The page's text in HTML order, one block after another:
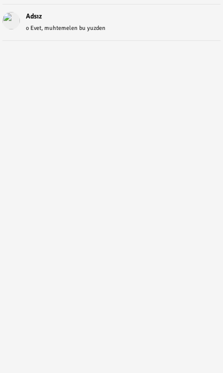
Adsız
o Evet, muhtemelen bu yuzden